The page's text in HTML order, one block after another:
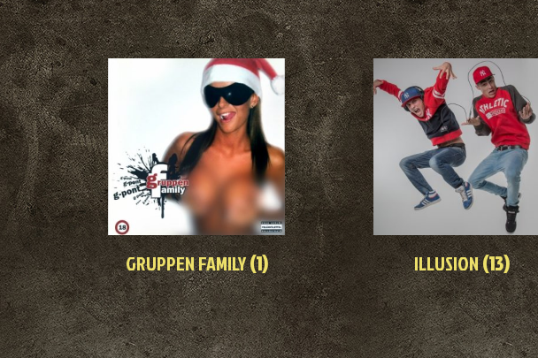
GRUPPEN FAMILY(1) ILLUSION(13)